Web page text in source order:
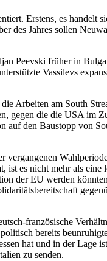
Erstens, es handelt
des Jahres sollen
Peevski früher in
Vassilevs
Arbeiten am South
gegen die die USA im
auf den Baustopp von
vergangenen
es nicht mehr als eine
der EU werden
französische
bereits
hat und in der Lage
zu senden.